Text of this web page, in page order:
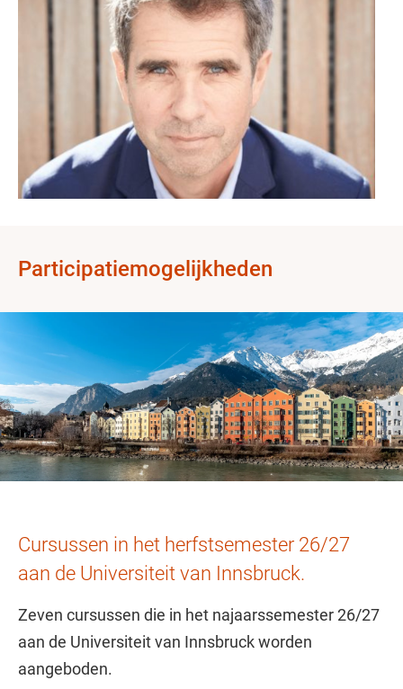
Participatiemogelijkheden
Cursussen in het herfstsemester 26/27
aan de Universiteit van Innsbruck.
Zeven cursussen die in het najaarssemester 26/27
aan de Universiteit van Innsbruck worden
aangeboden.